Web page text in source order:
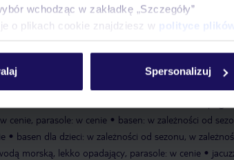
wchodząc w zakładkę „Szczegóły”
o plikach cookie znajdziesz w polityce
Spersonalizuj
miniklub:3-12 lat, luty - październik, w cenie
animacje dla nastolatków łóżeczka dla dzieci/
cenie, parasole: w cenie
basen: w zależności od
basen dla dzieci: w zależności od sezonu, w
morską, lekko opadający, parasole: w cenie